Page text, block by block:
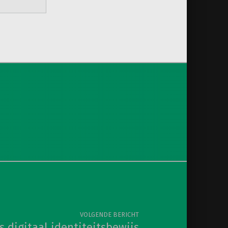
VOLGENDE BERICHT